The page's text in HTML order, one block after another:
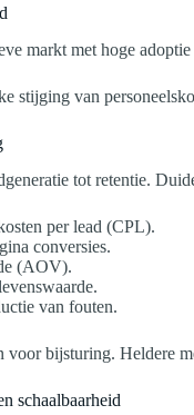
markt met hoge
stijging van
tot retentie.
per lead (CPL).
conversies.
(AOV).
van fouten.
bijsturing. Heldere
schaalbaarheid